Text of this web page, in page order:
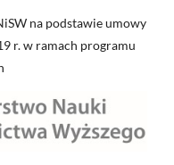
na podstawie umowy
r. w ramach programu